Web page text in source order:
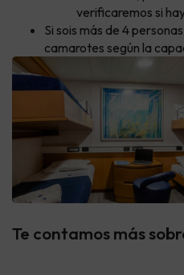
verificaremos si
Si sois más de 4
camarotes según la
Te contamos más